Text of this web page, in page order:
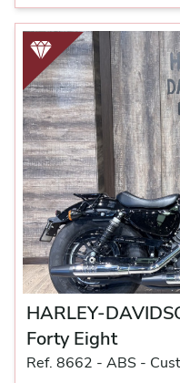
HARLEY-
Forty Eight
Ref. 8662 - ABS -